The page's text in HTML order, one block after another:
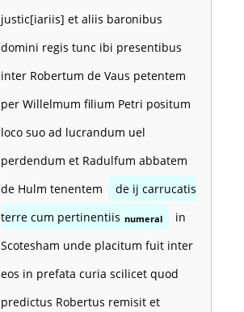
justic[iariis] et aliis baronibus
domini regis tunc ibi presentibus
inter Robertum de Vaus petentem
per Willelmum filium Petri positum
loco suo ad lucrandum uel
perdendum et Radulfum abbatem
de Hulm tenentem
de ij carrucatis
terre cum pertinentiis numeral
in
Scotesham unde placitum fuit inter
eos in prefata curia scilicet quod
predictus Robertus remisit et